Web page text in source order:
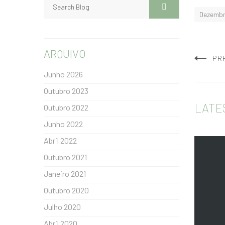
ARQUIVO
Junho 2026
Outubro 2023
Outubro 2022
Junho 2022
Abril 2022
Outubro 2021
Janeiro 2021
Outubro 2020
Julho 2020